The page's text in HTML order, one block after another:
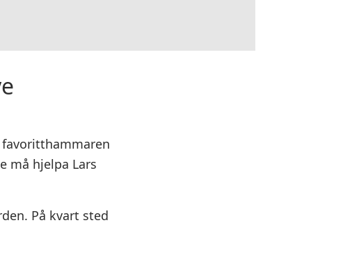
favoritthammaren
må hjelpa Lars
På kvart sted